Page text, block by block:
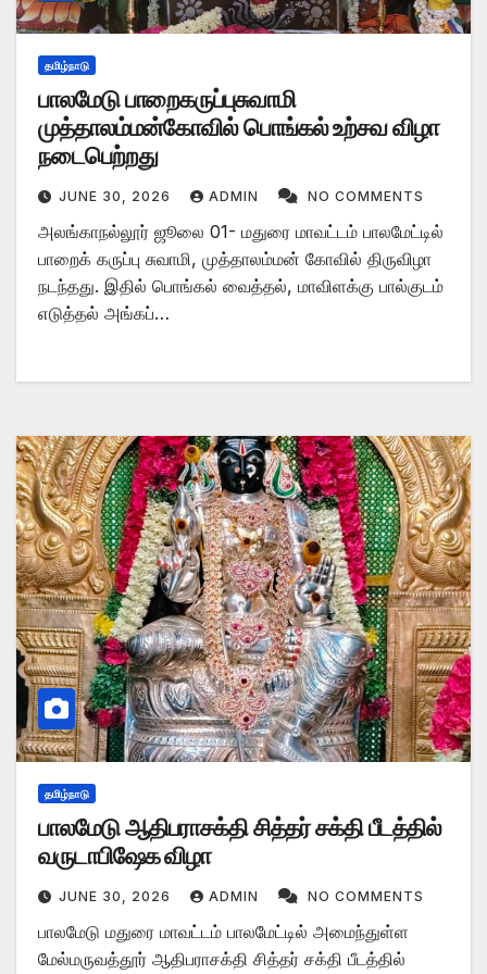
தமிழ்நாடு
பாலமேடு பாறைகருப்புசுவாமி
முத்தாலம்மன்கோவில் பொங்கல் உற்சவ விழா
நடைபெற்றது
JUNE 30, 2026 ADMIN NO COMMENTS
அலங்காநல்லூர் ஜூலை 01- மதுரை மாவட்டம் பாலமேட்டில்
பாறைக் கருப்பு சுவாமி, முத்தாலம்மன் கோவில் திருவிழா
நடந்தது. இதில் பொங்கல் வைத்தல், மாவிளக்கு பால்குடம்
எடுத்தல் அங்கப்…
தமிழ்நாடு
பாலமேடு ஆதிபராசக்தி சித்தர் சக்தி பீடத்தில்
வருடாபிஷேக விழா
JUNE 30, 2026 ADMIN NO COMMENTS
பாலமேடு மதுரை மாவட்டம் பாலமேட்டில் அமைந்துள்ள
மேல்மருவத்தூர் ஆதிபராசக்தி சித்தர் சக்தி பீடத்தில்